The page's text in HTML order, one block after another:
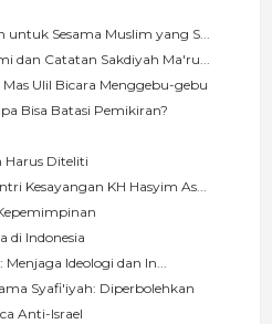
Sesama Muslim yang S...
dan Catatan Sakdiyah Ma'ru...
Ulil Bicara Menggebu-gebu
Bisa Batasi Pemikiran?
Harus Diteliti
Kesayangan KH Hasyim As...
di Indonesia
Ideologi dan In...
Syafi'iyah: Diperbolehkan
Anti-Israel